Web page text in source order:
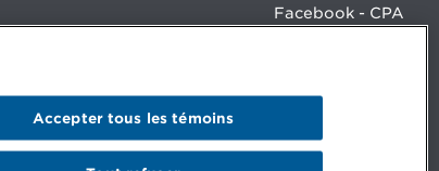
Facebook - CPA
LinkedIn - 20 minutes CPA
LinkedIn - Emploi CPA
Accepter tous les témoins